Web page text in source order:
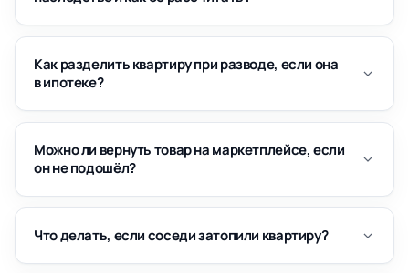
Как разделить квартиру при разводе, если она
в ипотеке?
Можно ли вернуть товар на маркетплейсе, если
он не подошёл?
Что делать, если соседи затопили квартиру?